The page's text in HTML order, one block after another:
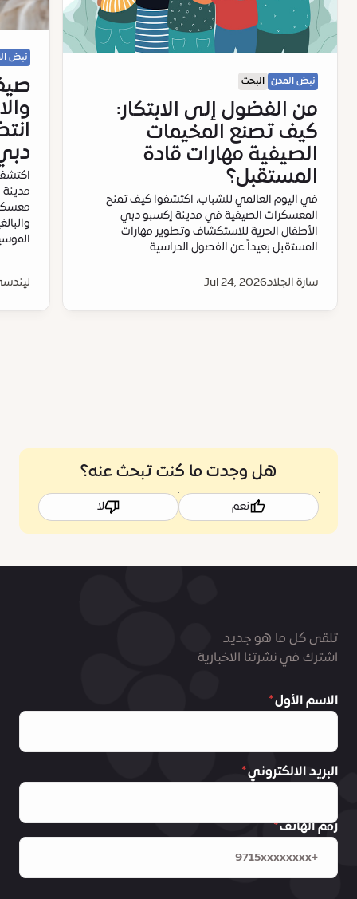
نبض المدن البحث
من الفضول إلى الابتكار:
كيف تصنع المخيمات
الصيفية مهارات قادة
المستقبل؟
في اليوم العالمي للشباب، اكتشفوا كيف تمنح
المعسكرات الصيفية في مدينة إكسبو دبي
الأطفال الحرية للاستكشاف وتطوير مهارات
المستقبل بعيداً عن الفصول الدراسية
سارة الجلادJul 24, 2026
نبض
هل وجدت ما كنت تبحث عنه؟
نعم لا
تلقى كل ما هو جديد
اشترك في نشرتنا الاخبارية
الاسم الأول
البريد الالكتروني
رقم الهاتف